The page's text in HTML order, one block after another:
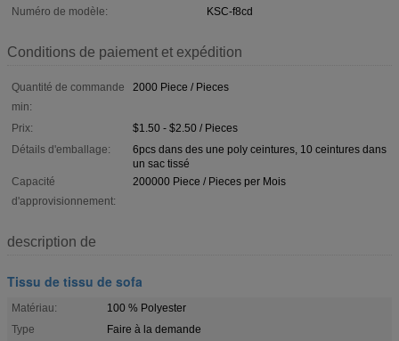
Numéro de modèle:
KSC-f8cd
Conditions de paiement et expédition
Quantité de commande
min:
2000 Piece / Pieces
Prix:
$1.50 - $2.50 / Pieces
Détails d'emballage:
6pcs dans des une poly ceintures, 10 ceintures dans
un sac tissé
Capacité
d'approvisionnement:
200000 Piece / Pieces per Mois
description de
Tissu de tissu de sofa
Matériau:
100 % Polyester
Type
Faire à la demande